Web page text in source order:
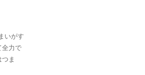
いがす
全力で
ま